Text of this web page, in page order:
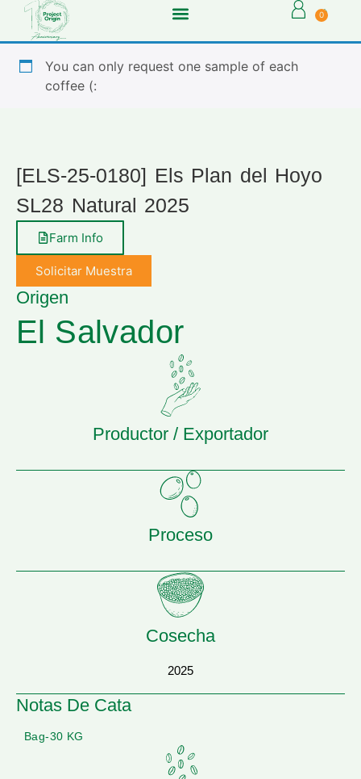
0
You can only request one sample of each
coffee (:
[ELS-25-0180] Els Plan del Hoyo
SL28 Natural 2025
Farm Info
Solicitar Muestra
Origen
El Salvador
Productor / Exportador
Proceso
Cosecha
2025
Notas De Cata
Bag-30 KG